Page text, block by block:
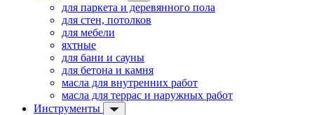
для паркета и деревянного пола
для стен, потолков
для мебели
яхтные
для бани и сауны
для бетона и камня
масла для внутренних работ
масла для террас и наружных работ
Инструменты